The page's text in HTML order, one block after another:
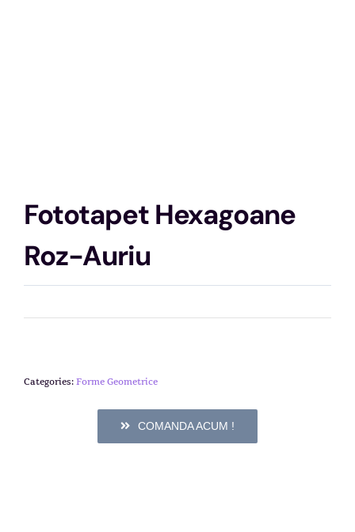
Fototapet Hexagoane
Roz-Auriu
Categories:Forme Geometrice
COMANDA ACUM !